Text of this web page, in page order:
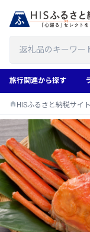
旅行関連から探す
HISふるさと納税サイト